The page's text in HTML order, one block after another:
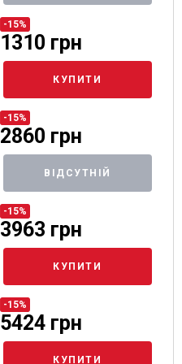
-15%
1310 грн
КУПИТИ
-15%
2860 грн
ВІДСУТНІЙ
-15%
3963 грн
КУПИТИ
-15%
5424 грн
КУПИТИ